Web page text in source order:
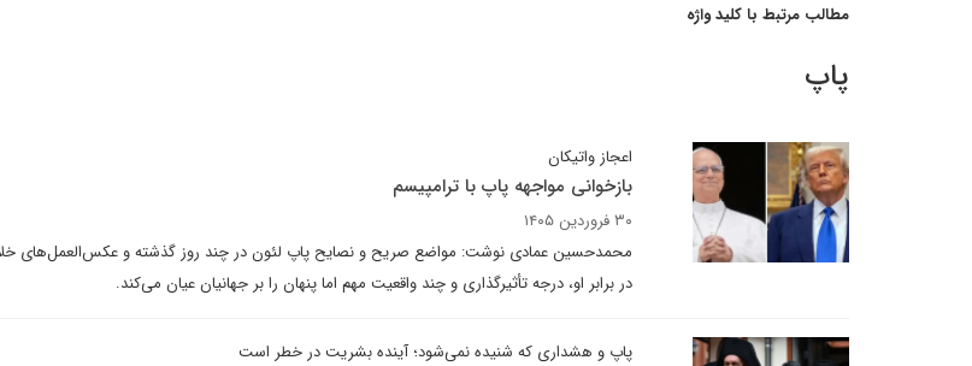
مطالب مرتبط با کلید واژه
پاپ
اعجاز واتیکان
بازخوانی مواجهه پاپ با ترامپیسم
۳۰ فروردین ۱۴۰۵
محمد‌حسین عمادی نوشت: مواضع صریح و نصایح پاپ لئون در چند روز گذشته و‌ عکس‌العمل‌های
در برابر او، درجه تأثیرگذاری و چند واقعیت مهم اما پنهان را بر جهانیان عیان می‌کند.
پاپ و هشداری که شنیده نمی‌شود؛ آینده بشریت در خطر است